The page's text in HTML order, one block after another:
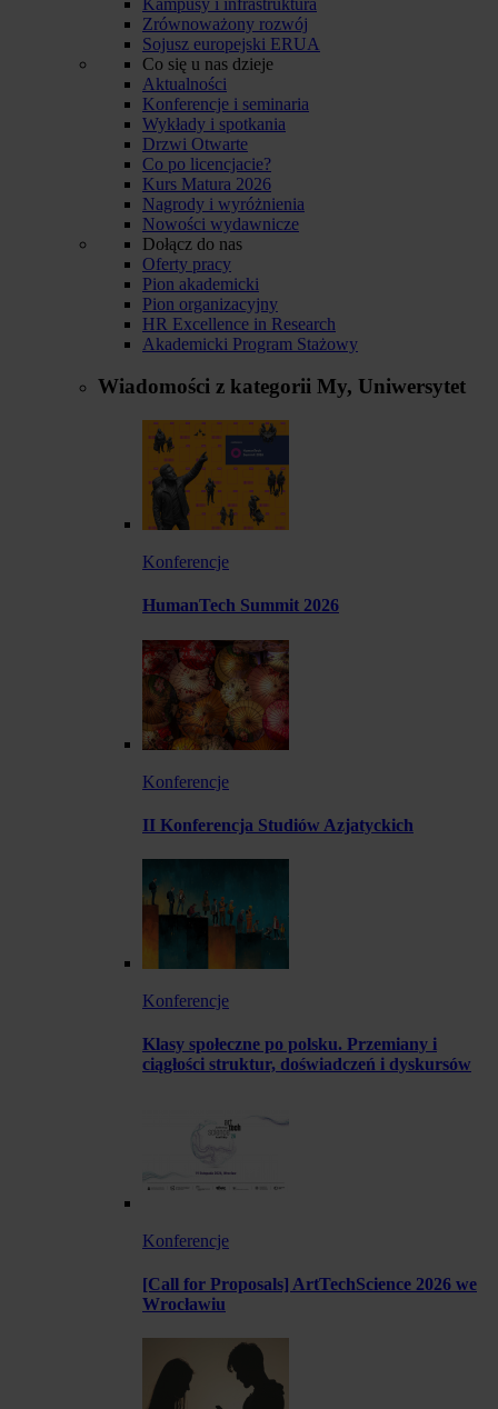
Zrównoważony rozwój
Sojusz europejski ERUA
Co się u nas dzieje
Aktualności
Konferencje i seminaria
Wykłady i spotkania
Drzwi Otwarte
Co po licencjacie?
Kurs Matura 2026
Nagrody i wyróżnienia
Nowości wydawnicze
Dołącz do nas
Oferty pracy
Pion akademicki
Pion organizacyjny
HR Excellence in Research
Akademicki Program Stażowy
Wiadomości z kategorii My, Uniwersytet
Konferencje
HumanTech Summit 2026
Konferencje
II Konferencja Studiów Azjatyckich
Konferencje
Klasy społeczne po polsku. Przemiany i
ciągłości struktur, doświadczeń i dyskursów
Konferencje
[Call for Proposals] ArtTechScience 2026 we
Wrocławiu